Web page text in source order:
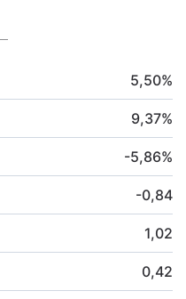
5,50%
9,37%
-5,86%
-0,84
1,02
0,42